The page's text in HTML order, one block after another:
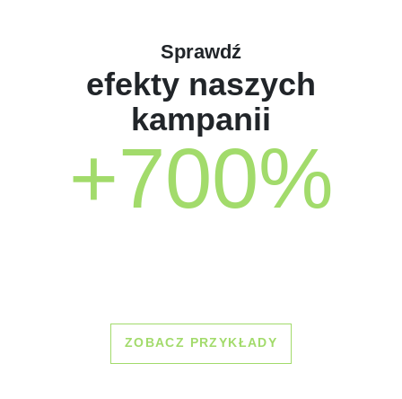
Sprawdź
efekty naszych
kampanii
+700%
ZOBACZ PRZYKŁADY